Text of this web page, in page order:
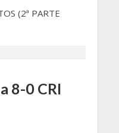
(2ª PARTE
8-0 CRI